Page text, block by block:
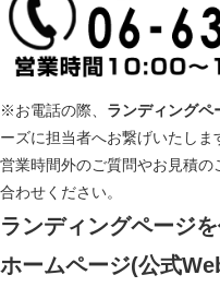
※お電話の際、 ランディングペ
ーズに担当者へお繋げいたしま
営業時間外のご質問やお見積
合わせください。
ランディングページ
ホームページ(公式